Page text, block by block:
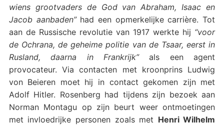
wiens grootvaders de God van Abraham, Isaac en
Jacob aanbaden”had een opmerkelijke carrière. Tot
aan de Russische revolutie van 1917 werkte hij “voor
de Ochrana, de geheime politie van de Tsaar, eerst in
Rusland, daarna in Frankrijk”als een agent
provocateur. Via contacten met kroonprins Ludwig
von Beieren moet hij in contact gekomen zijn met
Adolf Hitler. Rosenberg had tijdens zijn bezoek aan
Norman Montagu op zijn beurt weer ontmoetingen
met invloedrijke personen zoals met Henri Wilhelm